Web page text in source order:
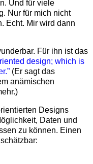
Und für viele
Nur für mich nicht
Echt. Mir wird dann
Für ihn ist das
design; which is
(Er sagt das
anämischen
Designs
Daten und
zu können. Einen